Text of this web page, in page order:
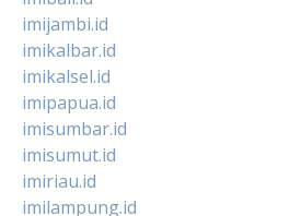
imijambi.id
imikalbar.id
imikalsel.id
imipapua.id
imisumbar.id
imisumut.id
imiriau.id
imilampung.id